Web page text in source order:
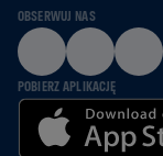
OBSERWUJ NAS
POBIERZ APLIKACJĘ